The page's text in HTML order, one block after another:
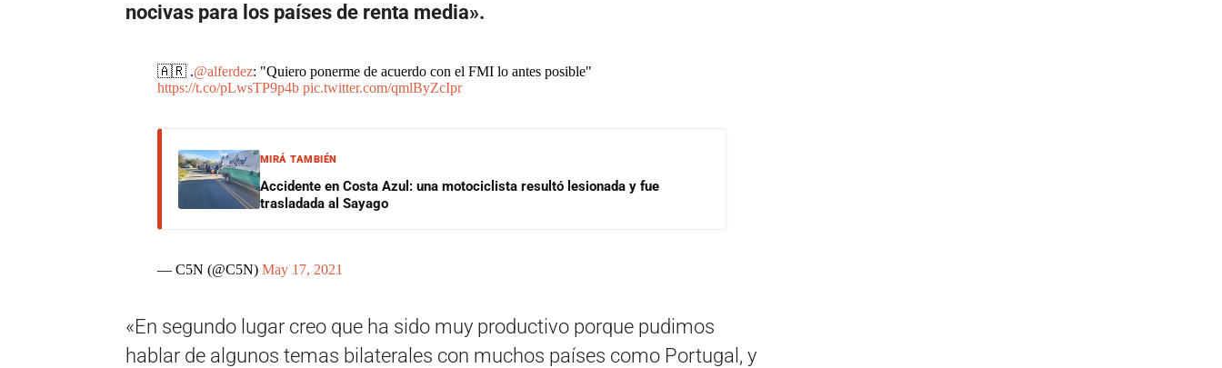
nocivas para los países de renta media».
🇦🇷 .@alferdez: "Quiero ponerme de acuerdo con el FMI lo antes posible"
https://t.co/pLwsTP9p4b pic.twitter.com/qmlByZcIpr
MIRÁ TAMBIÉN
Accidente en Costa Azul: una motociclista resultó lesionada y fue
trasladada al Sayago
— C5N (@C5N) May 17, 2021
«En segundo lugar creo que ha sido muy productivo porque pudimos
hablar de algunos temas bilaterales con muchos países como Portugal, y